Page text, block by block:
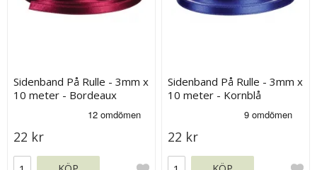
Sidenband På Rulle - 3mm x
10 meter - Bordeaux
22 kr
Sidenband På Rulle - 3mm x
10 meter - Kornblå
22 kr